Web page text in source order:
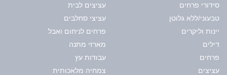
סידורי פרחים
עציצים לבית
טבעוני/ללא גלוטן
עציצי סחלבים
יינות וליקרים
פרחים לניחום ואבל
דילים
מארזי מתנה
פרחים
עבודות עץ
עציצים
צמחיה מלאכותית